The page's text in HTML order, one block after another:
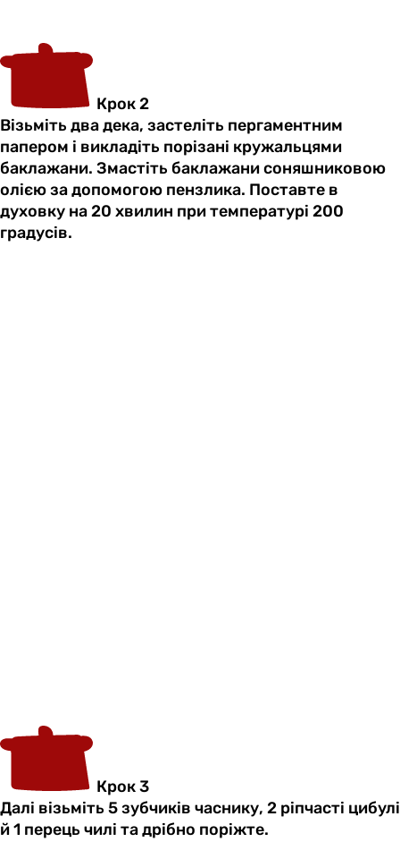
Крок 2
Візьміть два дека, застеліть пергаментним
папером і викладіть порізані кружальцями
баклажани. Змастіть баклажани соняшниковою
олією за допомогою пензлика. Поставте в
духовку на 20 хвилин при температурі 200
градусів.
Крок 3
Далі візьміть 5 зубчиків часнику, 2 ріпчасті цибулі
й 1 перець чилі та дрібно поріжте.